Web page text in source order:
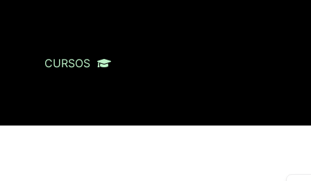
CURSOS